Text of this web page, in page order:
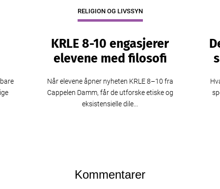
RELIGION OG LIVSSYN
KRLE 8-10 engasjerer
elevene med filosofi
Når elevene åpner nyheten KRLE 8–10 fra
Cappelen Damm, får de utforske etiske og
eksistensielle dile...
Kommentarer